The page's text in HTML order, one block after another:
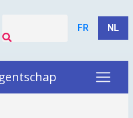
FR NL